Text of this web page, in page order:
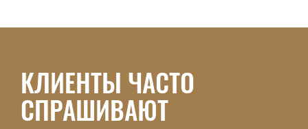
КЛИЕНТЫ ЧАСТО
СПРАШИВАЮТ